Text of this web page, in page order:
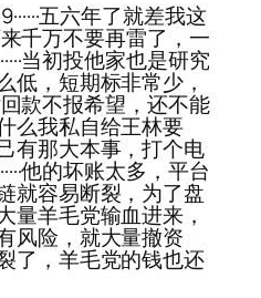
五六年了就差我这
来千万不要再雷了，一
当初投他家也是研究
低，短期标非常少，
回款不报希望，还不能
么我私自给王林要
有那大本事，打个电
他的坏账太多，平台
就容易断裂，为了盘
量羊毛党输血进来，
风险，就大量撤资
了，羊毛党的钱也还